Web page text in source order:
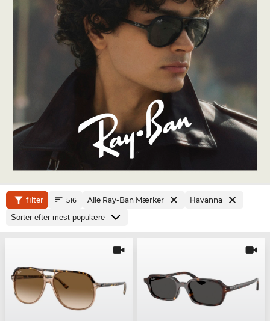
filter 516 Alle Ray-Ban Mærker Havanna